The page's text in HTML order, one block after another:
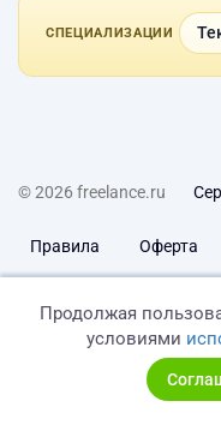
СПЕЦИАЛИЗАЦИИ
© 2026 freelance.ru
Правила Оферта
Продолжая
условиями